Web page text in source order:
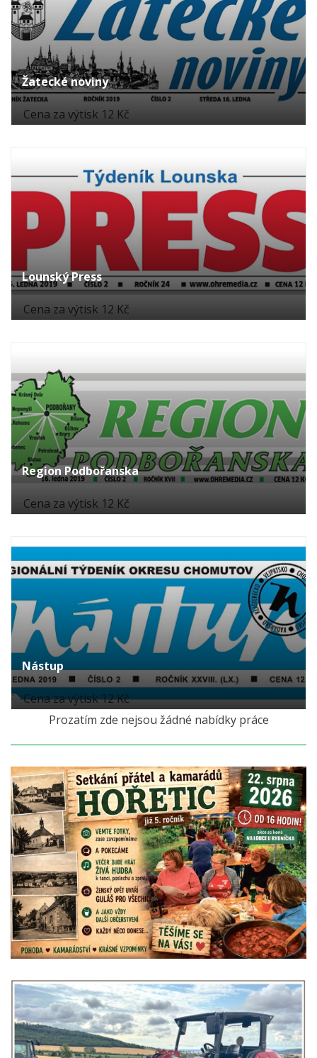
Žatecké noviny
Cena za výtisk 12 Kč
Lounský Press
Cena za výtisk 12 Kč
Region Podbořanska
Cena za výtisk 12 Kč
Nástup
Cena za výtisk 12 Kč
Prozatím zde nejsou žádné nabídky práce